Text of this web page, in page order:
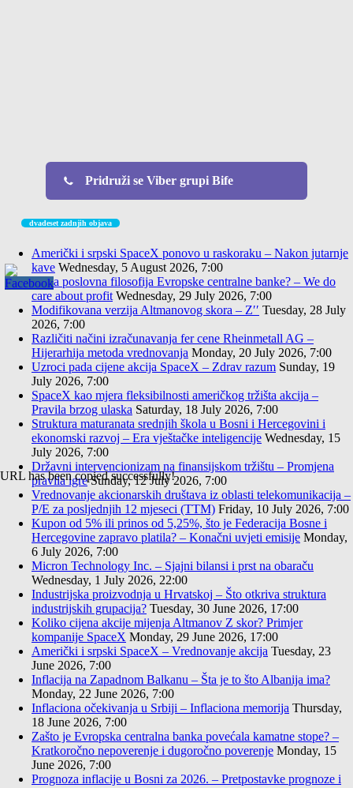
Pridruži se Viber grupi Bife
URL has been copied successfully!
dvadeset zadnjih objava
Američki i srpski SpaceX ponovo u raskoraku – Nakon jutarnje
kave Wednesday, 5 August 2026, 7:00
Nova poslovna filosofija Evropske centralne banke? – We do
care about profit Wednesday, 29 July 2026, 7:00
Modifikovana verzija Altmanovog skora – Z′′ Tuesday, 28 July
2026, 7:00
Različiti načini izračunavanja fer cene Rheinmetall AG –
Hijerarhija metoda vrednovanja Monday, 20 July 2026, 7:00
Uzroci pada cijene akcija SpaceX – Zdrav razum Sunday, 19
July 2026, 7:00
SpaceX kao mjera fleksibilnosti američkog tržišta akcija –
Pravila brzog ulaska Saturday, 18 July 2026, 7:00
Struktura maturanata srednjih škola u Bosni i Hercegovini i
ekonomski razvoj – Era vještačke inteligencije Wednesday, 15
July 2026, 7:00
Državni intervencionizam na finansijskom tržištu – Promjena
pravila igre Sunday, 12 July 2026, 7:00
Vrednovanje akcionarskih društava iz oblasti telekomunikacija –
P/E za posljednjih 12 mjeseci (TTM) Friday, 10 July 2026, 7:00
Kupon od 5% ili prinos od 5,25%, što je Federacija Bosne i
Hercegovine zapravo platila? – Konačni uvjeti emisije Monday,
6 July 2026, 7:00
Micron Technology Inc. – Sjajni bilansi i prst na obaraču
Wednesday, 1 July 2026, 22:00
Industrijska proizvodnja u Hrvatskoj – Što otkriva struktura
industrijskih grupacija? Tuesday, 30 June 2026, 17:00
Koliko cijena akcije mijenja Altmanov Z skor? Primjer
kompanije SpaceX Monday, 29 June 2026, 17:00
Američki i srpski SpaceX – Vrednovanje akcija Tuesday, 23
June 2026, 7:00
Inflacija na Zapadnom Balkanu – Šta je to što Albanija ima?
Monday, 22 June 2026, 7:00
Inflaciona očekivanja u Srbiji – Inflaciona memorija Thursday,
18 June 2026, 7:00
Zašto je Evropska centralna banka povećala kamatne stope? –
Kratkoročno nepoverenje i dugoročno poverenje Monday, 15
June 2026, 7:00
Prognoza inflacije u Bosni za 2026. – Pretpostavke prognoze i